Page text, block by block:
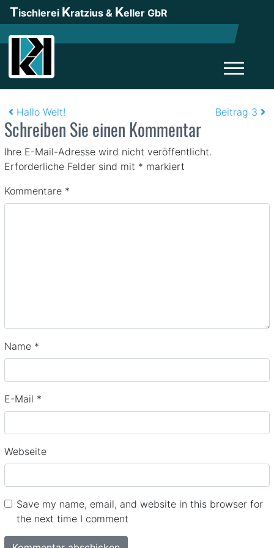
Tischlerei Kratzius & Keller GbR
Beitrags-Navigation
Hallo Welt! Beitrag 3
Schreiben Sie einen Kommentar
Ihre E-Mail-Adresse wird nicht veröffentlicht.
Erforderliche Felder sind mit * markiert
Kommentare *
Name *
E-Mail *
Webseite
Save my name, email, and website in this browser for
the next time I comment